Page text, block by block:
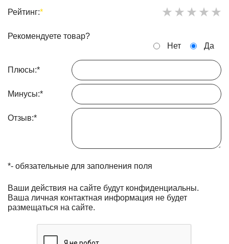
Рейтинг:*
Рекомендуете товар?
Нет
Да
Плюсы:*
Минусы:*
Отзыв:*
*- обязательные для заполнения поля
Ваши действия на сайте будут конфиденциальны.
Ваша личная контактная информация не будет
размещаться на сайте.